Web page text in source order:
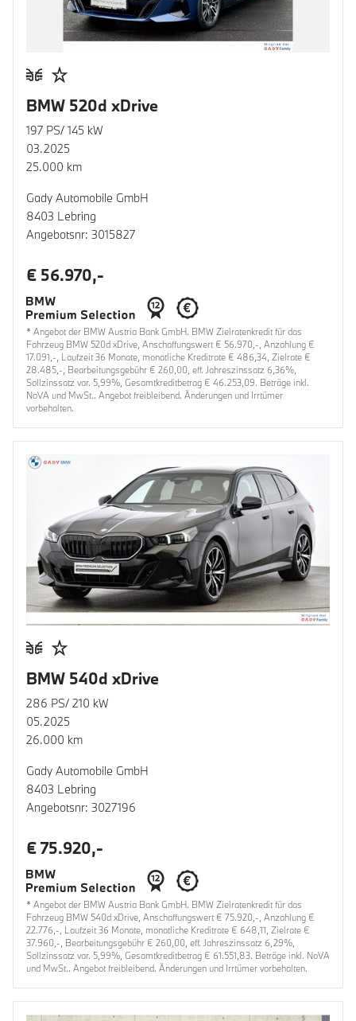
BMW 520d xDrive
197 PS/ 145 kW
03.2025
25.000 km
Gady Automobile GmbH
8403 Lebring
Angebotsnr: 3015827
€ 56.970,-
* Angebot der BMW Austria Bank GmbH. BMW Zielratenkredit für das
Fahrzeug BMW 520d xDrive, Anschaffungswert € 56.970,-, Anzahlung €
17.091,-, Laufzeit 36 Monate, monatliche Kreditrate € 486,34, Zielrate €
28.485,-, Bearbeitungsgebühr € 260,00, eff. Jahreszinssatz 6,36%,
Sollzinssatz var. 5,99%, Gesamtkreditbetrag € 46.253,09. Beträge inkl.
NoVA und MwSt.. Angebot freibleibend. Änderungen und Irrtümer
vorbehalten.
BMW 540d xDrive
286 PS/ 210 kW
05.2025
26.000 km
Gady Automobile GmbH
8403 Lebring
Angebotsnr: 3027196
€ 75.920,-
* Angebot der BMW Austria Bank GmbH. BMW Zielratenkredit für das
Fahrzeug BMW 540d xDrive, Anschaffungswert € 75.920,-, Anzahlung €
22.776,-, Laufzeit 36 Monate, monatliche Kreditrate € 648,11, Zielrate €
37.960,-, Bearbeitungsgebühr € 260,00, eff. Jahreszinssatz 6,29%,
Sollzinssatz var. 5,99%, Gesamtkreditbetrag € 61.551,83. Beträge inkl. NoVA
und MwSt.. Angebot freibleibend. Änderungen und Irrtümer vorbehalten.